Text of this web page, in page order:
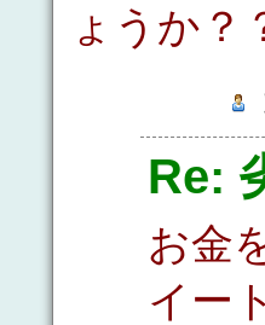
ょうか？
Re:
お金
イー